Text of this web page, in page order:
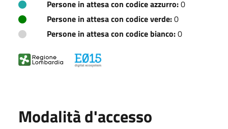
Persone in attesa con codice azzurro:0
Persone in attesa con codice verde:0
Persone in attesa con codice bianco:0
Modalità d'accesso